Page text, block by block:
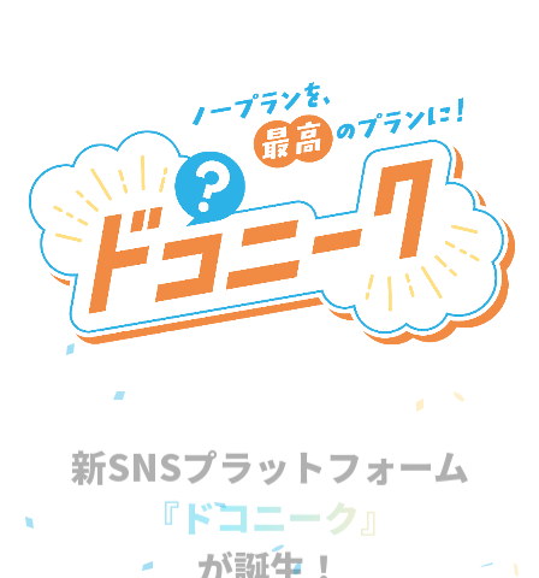
新SNSプラットフォーム
『ドコニーク』
が誕生！